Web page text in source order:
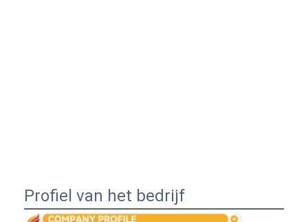
Profiel van het bedrijf